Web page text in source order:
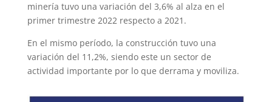
minería tuvo una variación del 3,6% al alza en el
primer trimestre 2022 respecto a 2021.
En el mismo período, la construcción tuvo una
variación del 11,2%, siendo este un sector de
actividad importante por lo que derrama y moviliza.